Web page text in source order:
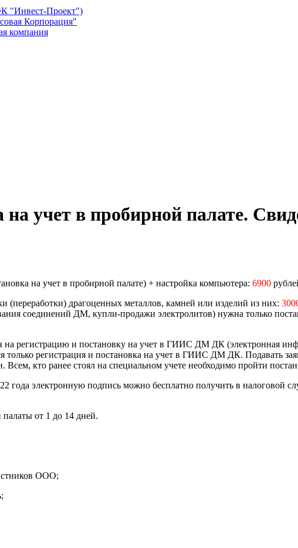
"Инвест-Проект")
Корпорация"
компания
на учет в пробирной палате.
на учет в пробирной палате) + настройка компьютера: 6900
(переработки) драгоценных металлов, камней или изделий из них:
соединений ДМ, купли-продажи электролитов) нужна только
регистрацию и постановку на учет в ГИИС ДМ ДК (электронная
регистрация и постановка на учет в ГИИС ДМ ДК. Подавать
Всем, кто ранее стоял на специальном учете необходимо пройти
года электронную подпись можно бесплатно получить в налоговой
от 1 до 14 дней.
ООО;